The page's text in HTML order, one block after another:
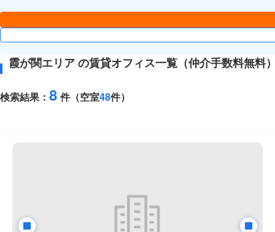
霞が関エリア の賃貸オフィス一覧（仲介手数料無料
検索結果： 8 件（空室48件）